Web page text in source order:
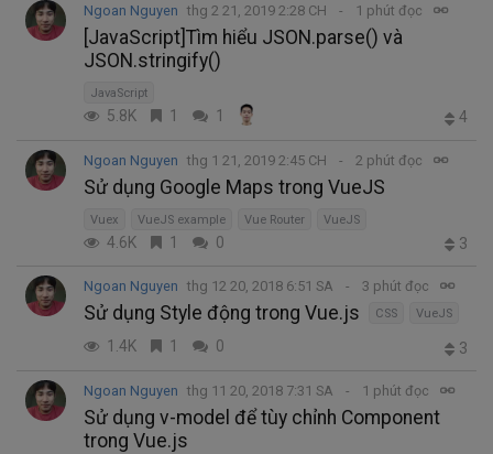
Ngoan Nguyen thg 2 21, 2019 2:28 CH 1 phút đọc
[JavaScript]Tìm hiểu JSON.parse() và
JSON.stringify()
JavaScript
5.8K 1 1 4
Ngoan Nguyen thg 1 21, 2019 2:45 CH 2 phút đọc
Sử dụng Google Maps trong VueJS
Vuex VueJS example Vue Router VueJS
4.6K 1 0 3
Ngoan Nguyen thg 12 20, 2018 6:51 SA 3 phút đọc
Sử dụng Style động trong Vue.js CSS VueJS
1.4K 1 0 3
Ngoan Nguyen thg 11 20, 2018 7:31 SA 1 phút đọc
Sử dụng v-model để tùy chỉnh Component
trong Vue.js